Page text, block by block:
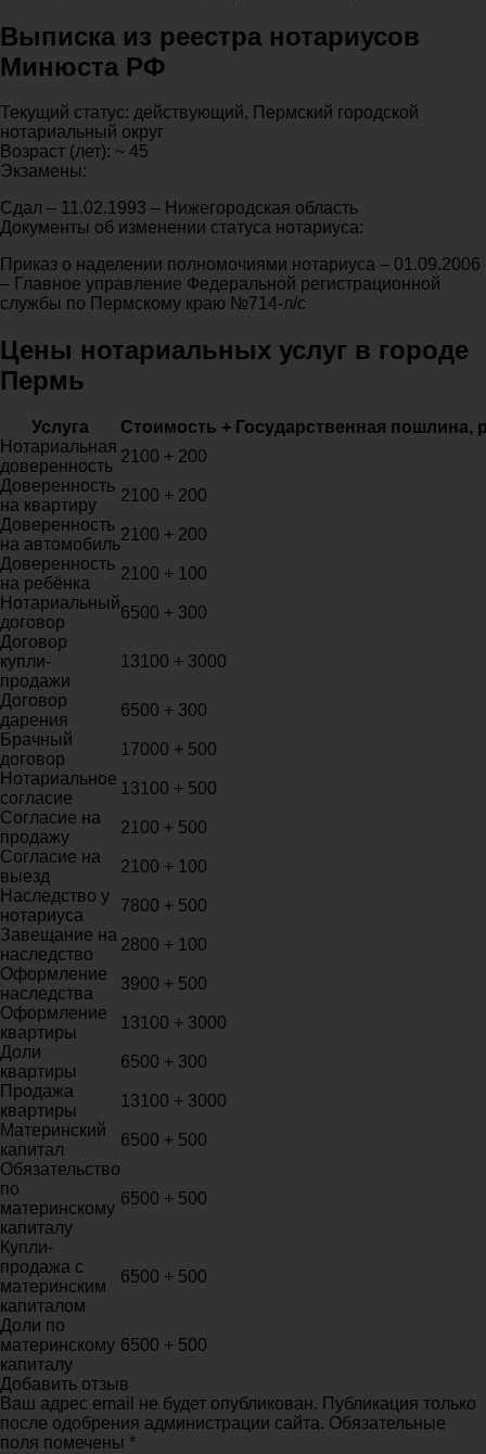
Выписка из реестра нотариусов
Минюста РФ
Текущий статус: действующий, Пермский городской
нотариальный округ
Возраст (лет): ~ 45
Экзамены:
Сдал – 11.02.1993 – Нижегородская область
Документы об изменении статуса нотариуса:
Приказ о наделении полномочиями нотариуса – 01.09.2006
– Главное управление Федеральной регистрационной
службы по Пермскому краю №714-л/с
Цены нотариальных услуг в городе
Пермь
Услуга
Стоимость + Государственная пошлина,
Нотариальная
доверенность
2100 + 200
Доверенность
на квартиру
2100 + 200
Доверенность
на автомобиль
2100 + 200
Доверенность
на ребёнка
2100 + 100
Нотариальный
договор
6500 + 300
Договор
купли-
продажи
13100 + 3000
Договор
дарения
6500 + 300
Брачный
договор
17000 + 500
Нотариальное
согласие
13100 + 500
Согласие на
продажу
2100 + 500
Согласие на
выезд
2100 + 100
Наследство у
нотариуса
7800 + 500
Завещание на
наследство
2800 + 100
Оформление
наследства
3900 + 500
Оформление
квартиры
13100 + 3000
Доли
квартиры
6500 + 300
Продажа
квартиры
13100 + 3000
Материнский
капитал
6500 + 500
Обязательство
по
материнскому
капиталу
6500 + 500
Купли-
продажа с
материнским
капиталом
6500 + 500
Доли по
материнскому
капиталу
6500 + 500
Добавить отзыв
Ваш адрес email не будет опубликован. Публикация только
после одобрения администрации сайта. Обязательные
поля помечены *